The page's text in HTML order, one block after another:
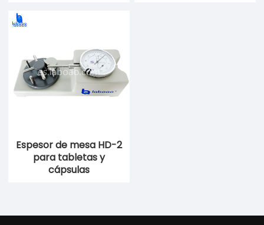
Espesor de mesa HD-2
para tabletas y
cápsulas